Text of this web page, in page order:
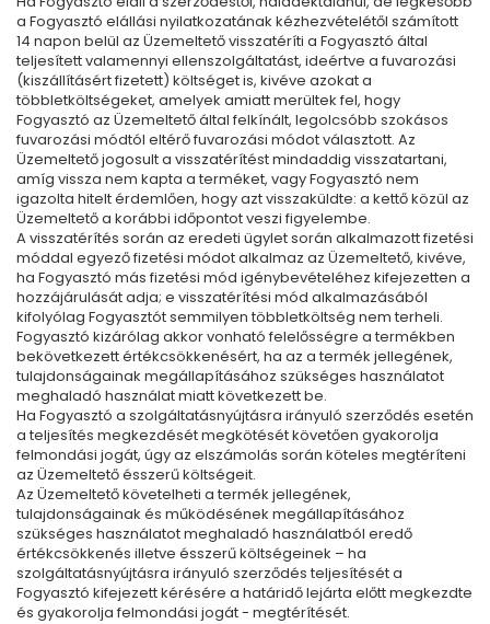
a Fogyasztó elállási nyilatkozatának kézhezvételétől számított
14 napon belül az Üzemeltető visszatéríti a Fogyasztó által
teljesített valamennyi ellenszolgáltatást, ideértve a fuvarozási
(kiszállításért fizetett) költséget is, kivéve azokat a
többletköltségeket, amelyek amiatt merültek fel, hogy
Fogyasztó az Üzemeltető által felkínált, legolcsóbb szokásos
fuvarozási módtól eltérő fuvarozási módot választott. Az
Üzemeltető jogosult a visszatérítést mindaddig visszatartani,
amíg vissza nem kapta a terméket, vagy Fogyasztó nem
igazolta hitelt érdemlően, hogy azt visszaküldte: a kettő közül az
Üzemeltető a korábbi időpontot veszi figyelembe.
A visszatérítés során az eredeti ügylet során alkalmazott fizetési
móddal egyező fizetési módot alkalmaz az Üzemeltető, kivéve,
ha Fogyasztó más fizetési mód igénybevételéhez kifejezetten a
hozzájárulását adja; e visszatérítési mód alkalmazásából
kifolyólag Fogyasztót semmilyen többletköltség nem terheli.
Fogyasztó kizárólag akkor vonható felelősségre a termékben
bekövetkezett értékcsökkenésért, ha az a termék jellegének,
tulajdonságainak megállapításához szükséges használatot
meghaladó használat miatt következett be.
Ha Fogyasztó a szolgáltatásnyújtásra irányuló szerződés esetén
a teljesítés megkezdését megkötését követően gyakorolja
felmondási jogát, úgy az elszámolás során köteles megtéríteni
az Üzemeltető ésszerű költségeit.
Az Üzemeltető követelheti a termék jellegének,
tulajdonságainak és működésének megállapításához
szükséges használatot meghaladó használatból eredő
értékcsökkenés illetve ésszerű költségeinek – ha
szolgáltatásnyújtásra irányuló szerződés teljesítését a
Fogyasztó kifejezett kérésére a határidő lejárta előtt megkezdte
és gyakorolja felmondási jogát - megtérítését.